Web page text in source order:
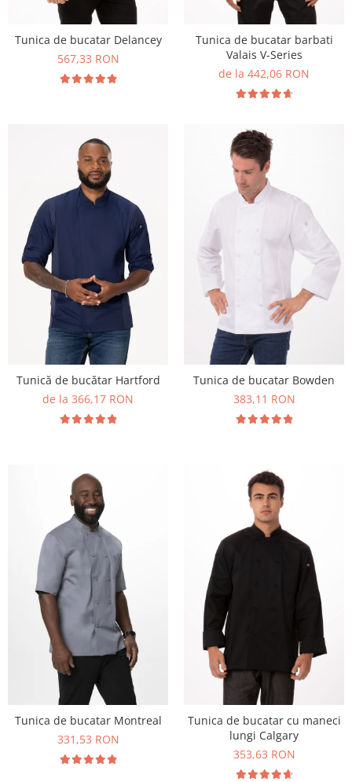
Tunica de bucatar Delancey
567,33 RON
Tunica de bucatar barbati
Valais V-Series
de la 442,06 RON
Tunică de bucătar Hartford
de la 366,17 RON
Tunica de bucatar Bowden
383,11 RON
Tunica de bucatar Montreal
331,53 RON
Tunica de bucatar cu maneci
lungi Calgary
353,63 RON